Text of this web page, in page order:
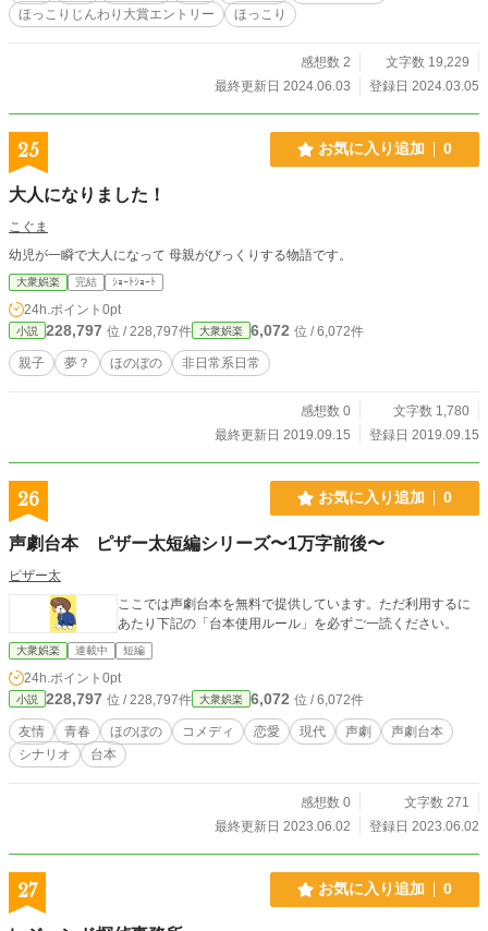
ほっこりじんわり大賞エントリー
ほっこり
感想数 2
文字数 19,229
最終更新日 2024.06.03
登録日 2024.03.05
25 お気に入り追加 0
大人になりました！
こぐま
幼児が一瞬で大人になって 母親がびっくりする物語です。
大衆娯楽 完結 ｼｮｰﾄｼｮｰﾄ
24h.ポイント 0pt
小説 228,797 位 / 228,797件 大衆娯楽 6,072 位 / 6,072件
親子 夢？ ほのぼの 非日常系日常
感想数 0
文字数 1,780
最終更新日 2019.09.15
登録日 2019.09.15
26 お気に入り追加 0
声劇台本 ピザー太短編シリーズ〜1万字前後〜
ピザー太
ここでは声劇台本を無料で提供しています。ただ利用するに
あたり下記の「台本使用ルール」を必ずご一読ください。
大衆娯楽 連載中 短編
24h.ポイント 0pt
小説 228,797 位 / 228,797件 大衆娯楽 6,072 位 / 6,072件
友情 青春 ほのぼの コメディ 恋愛 現代 声劇
声劇台本
シナリオ
台本
感想数 0
文字数 271
最終更新日 2023.06.02
登録日 2023.06.02
27 お気に入り追加 0